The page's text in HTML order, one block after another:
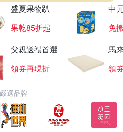
盛夏果物趴
果乾85折起
中
免
父親送禮首選
領券再現折
馬
領
嚴選品牌